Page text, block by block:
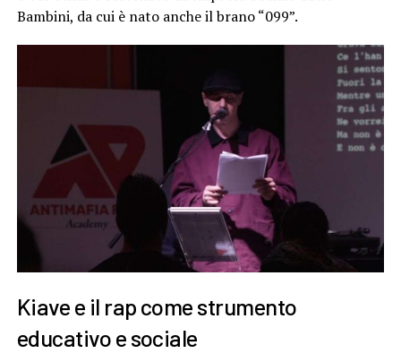
Bambini, da cui è nato anche il brano “099”.
Kiave e il rap come strumento
educativo e sociale